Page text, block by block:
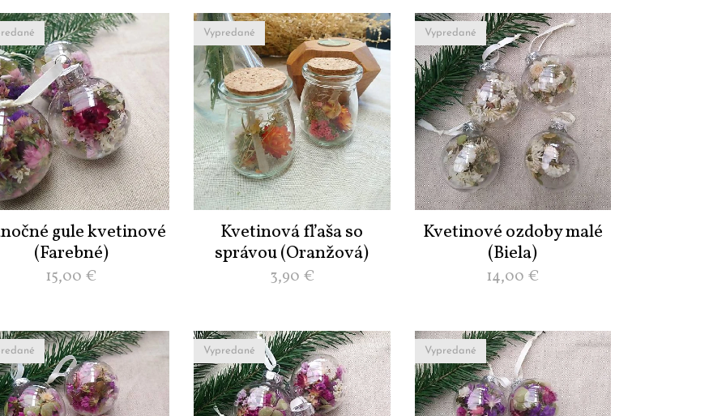
gule kvetinové
(Farebné)
15,00 €
Kvetinová fľaša so
správou (Oranžová)
Vypredané
3,90 €
Kvetinové ozdoby malé
(Biela)
Vypredané
14,00 €
Vypredané Vypredané